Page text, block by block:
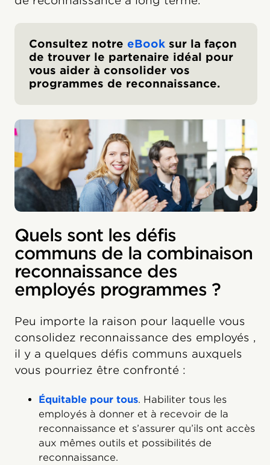
Consultez notre eBook sur la façon
de trouver le partenaire idéal pour
vous aider à consolider vos
programmes de reconnaissance.
Quels sont les défis
communs de la combinaison
reconnaissance des
employés programmes ?
Peu importe la raison pour laquelle vous
consolidez reconnaissance des employés ,
il y a quelques défis communs auxquels
vous pourriez être confronté :
Équitable pour tous. Habiliter tous les
employés à donner et à recevoir de la
reconnaissance et s’assurer qu’ils ont accès
aux mêmes outils et possibilités de
reconnaissance.